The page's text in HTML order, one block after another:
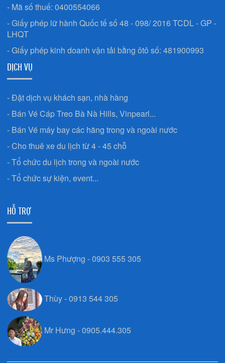
- Mã số thuế: 0400554066
- Giấy phép lữ hành Quốc tế số 48 - 098/ 2016 TCDL - GP -
LHQT
- Giấy phép kinh doanh vận tải bằng ôtô số: 481900993
DỊCH VỤ
- Đặt dịch vụ khách sạn, nhà hàng
- Bán Vé Cáp Treo Bà Nà Hills, Vinpearl...
- Bán Vé máy bay các hãng trong và ngoài nước
- Cho thuê xe du lịch từ 4 - 45 chỗ
- Tổ chức du lịch trong và ngoài nước
- Tổ chức sự kiện, event...
HỖ TRỢ
Ms Phượng - 0903 555 305
Thùy - 0913 544 305
Mr Hưng - 0905.444.305